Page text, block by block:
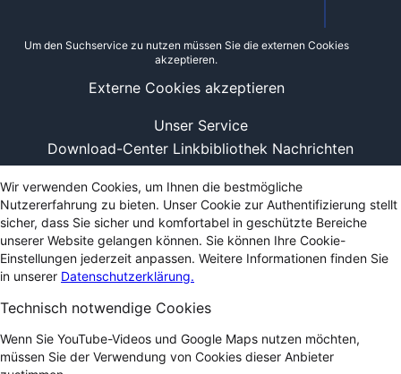
Unser Service
Download-Center Linkbibliothek Nachrichten
Um den Suchservice zu nutzen müssen Sie die externen Cookies
akzeptieren.
Externe Cookies akzeptieren
Wir verwenden Cookies, um Ihnen die bestmögliche
Nutzererfahrung zu bieten. Unser Cookie zur Authentifizierung stellt
sicher, dass Sie sicher und komfortabel in geschützte Bereiche
unserer Website gelangen können. Sie können Ihre Cookie-
Einstellungen jederzeit anpassen. Weitere Informationen finden Sie
in unserer Datenschutzerklärung.
Technisch notwendige Cookies
Wenn Sie YouTube-Videos und Google Maps nutzen möchten,
müssen Sie der Verwendung von Cookies dieser Anbieter